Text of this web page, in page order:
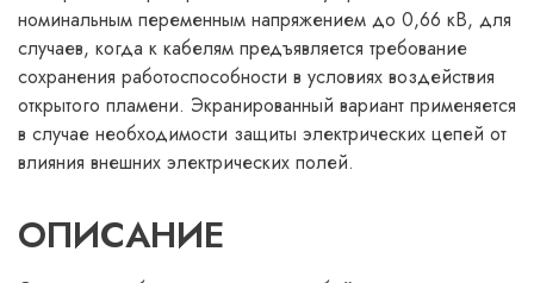
номинальным переменным напряжением до 0,66 кВ, для
случаев, когда к кабелям предъявляется требование
сохранения работоспособности в условиях воздействия
открытого пламени. Экранированный вариант применяется
в случае необходимости защиты электрических цепей от
влияния внешних электрических полей.
ОПИСАНИЕ